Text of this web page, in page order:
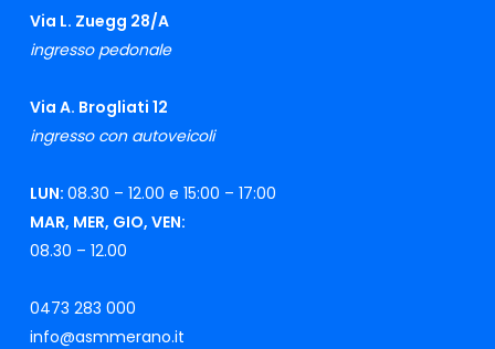
Via L. Zuegg 28/A
ingresso pedonale
Via A. Brogliati 12
ingresso con autoveicoli
LUN: 08.30 – 12.00 e 15:00 – 17:00
MAR, MER, GIO, VEN:
08.30 – 12.00
0473 283 000
info@asmmerano.it